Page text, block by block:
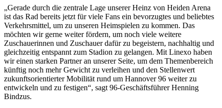
„Gerade durch die zentrale Lage unserer Heinz von Heiden Arena
ist das Rad bereits jetzt für viele Fans ein bevorzugtes und beliebtes
Verkehrsmittel, um zu unseren Heimspielen zu kommen. Das
möchten wir gerne weiter fördern, um noch viele weitere
Zuschauerinnen und Zuschauer dafür zu begeistern, nachhaltig und
gleichzeitig entspannt zum Stadion zu gelangen. Mit Linexo haben
wir einen starken Partner an unserer Seite, um dem Themenbereich
künftig noch mehr Gewicht zu verleihen und den Stellenwert
zukunftsorientierter Mobilität rund um Hannover 96 weiter zu
entwickeln und zu festigen“, sagt 96-Geschäftsführer Henning
Bindzus.